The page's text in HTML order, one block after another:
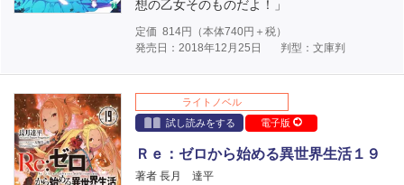
想の乙女そのものだよ！」
定価 814円（本体740円＋税）
発売日：2018年12月25日
判型：文庫判
ライトノベル
試し読みをする
電子版
Ｒｅ：ゼロから始める異世界生活１９
著者 長月 達平